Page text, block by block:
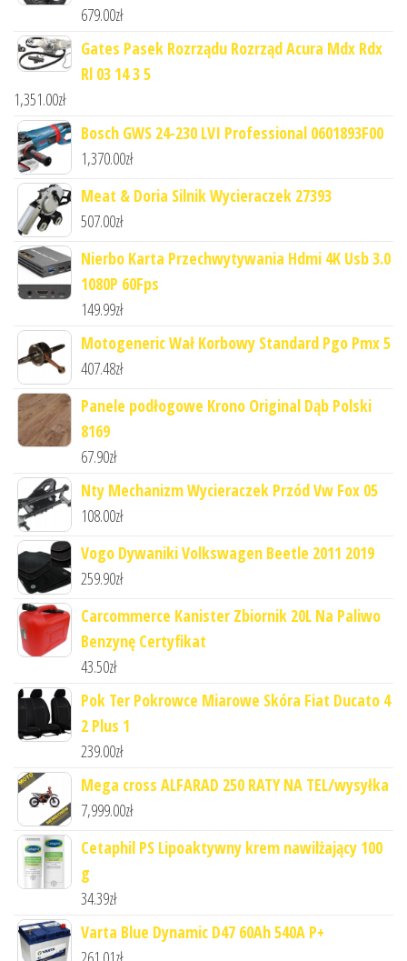
679.00zł
Gates Pasek Rozrządu Rozrząd Acura Mdx Rdx
Rl 03 14 3 5
1,351.00zł
Bosch GWS 24-230 LVI Professional 0601893F00
1,370.00zł
Meat & Doria Silnik Wycieraczek 27393
507.00zł
Nierbo Karta Przechwytywania Hdmi 4K Usb 3.0
1080P 60Fps
149.99zł
Motogeneric Wał Korbowy Standard Pgo Pmx 5
407.48zł
Panele podłogowe Krono Original Dąb Polski
8169
67.90zł
Nty Mechanizm Wycieraczek Przód Vw Fox 05
108.00zł
Vogo Dywaniki Volkswagen Beetle 2011 2019
259.90zł
Carcommerce Kanister Zbiornik 20L Na Paliwo
Benzynę Certyfikat
43.50zł
Pok Ter Pokrowce Miarowe Skóra Fiat Ducato 4
2 Plus 1
239.00zł
Mega cross ALFARAD 250 RATY NA TEL/wysyłka
7,999.00zł
Cetaphil PS Lipoaktywny krem nawilżający 100
g
34.39zł
Varta Blue Dynamic D47 60Ah 540A P+